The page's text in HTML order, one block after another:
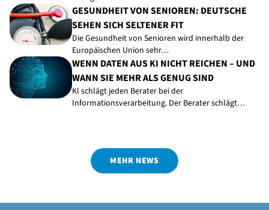
GESUNDHEIT VON SENIOREN: DEUTSCHE
SEHEN SICH SELTENER FIT
Die Gesundheit von Senioren wird innerhalb der
Europäischen Union sehr…
WENN DATEN AUS KI NICHT REICHEN – UND
WANN SIE MEHR ALS GENUG SIND
KI schlägt jeden Berater bei der
Informationsverarbeitung. Der Berater schlägt…
MEHR NEWS